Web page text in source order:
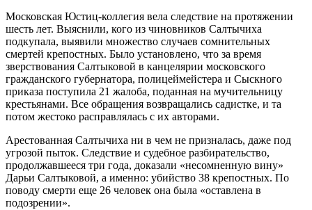
Московская Юстиц-коллегия вела следствие на протяжении
шесть лет. Выяснили, кого из чиновников Салтычиха
подкупала, выявили множество случаев сомнительных
смертей крепостных. Было установлено, что за время
зверствования Салтыковой в канцелярии московского
гражданского губернатора, полицеймейстера и Сыскного
приказа поступила 21 жалоба, поданная на мучительницу
крестьянами. Все обращения возвращались садистке, и та
потом жестоко расправлялась с их авторами.
Арестованная Салтычиха ни в чем не призналась, даже под
угрозой пыток. Следствие и судебное разбирательство,
продолжавшееся три года, доказали «несомненную вину»
Дарьи Салтыковой, а именно: убийство 38 крепостных. По
поводу смерти еще 26 человек она была «оставлена в
подозрении».